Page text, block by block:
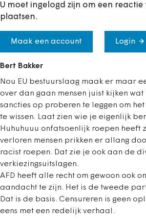
U moet ingelogd zijn om een reactie
plaatsen.
Maak een account Login
Bert Bakker
Nou EU bestuurslaag maak er maar
over dan gaan mensen juist kijken wat
sancties op proberen te leggen om
te wissen. Laat zien wie je eigenlijk
Huhuhuuu onfatsoenlijk roepen heeft
verloren mensen prikken er allang
racist roepen. Dat zie je ook aan de
verkiezingsuitslagen.
AFD heeft alle recht om gewoon ook
aandacht te zijn. Het is de tweede
Dat is de basis. Censureren is geen
eens met een redelijk verhaal.